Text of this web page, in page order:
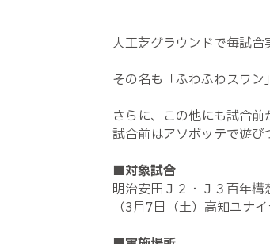
人工芝グラウンドで毎試合
その名も「ふわふわスワ
さらに、この他にも試合
試合前はアソボッテで遊び
■対象試合
明治安田Ｊ２・Ｊ３百年
（3月7日（土）高知ユナ